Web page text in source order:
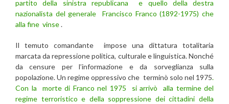
partito della sinistra republicana e quello della destra
nazionalista del generale Francisco Franco (1892-1975) che
alla fine vinse.
Il temuto comandante impose una dittatura totalitaria
marcata da repressione politica, culturale e linguistica. Nonché
da censure per l’informazione e da sorveglianza sulla
popolazione. Un regime oppressivo che terminò solo nel 1975.
Con la morte di Franco nel 1975 si arrivò alla termine del
regime terroristico e della soppressione dei cittadini della